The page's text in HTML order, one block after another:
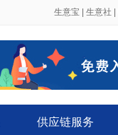
生意宝 生意社
供应链服务